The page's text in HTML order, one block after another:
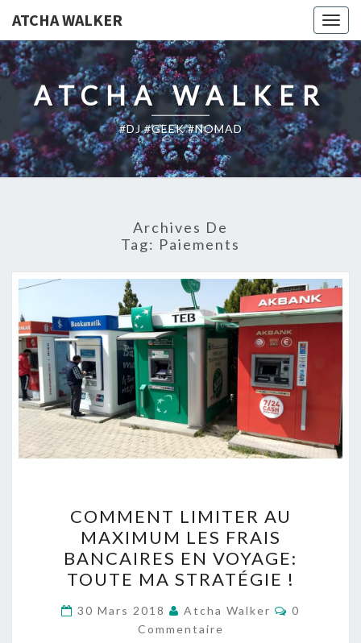
ATCHA WALKER
ATCHA WALKER
#DJ #GEEK #NOMAD
Archives De
Tag: Paiements
LIMITER
AU
MAXIMUM
LES
FRAIS
BANCAIRES
COMMENT LIMITER AU
MAXIMUM LES FRAIS
BANCAIRES EN VOYAGE:
TOUTE MA STRATÉGIE !
30 Mars 2018 Atcha Walker
0
Commentaire